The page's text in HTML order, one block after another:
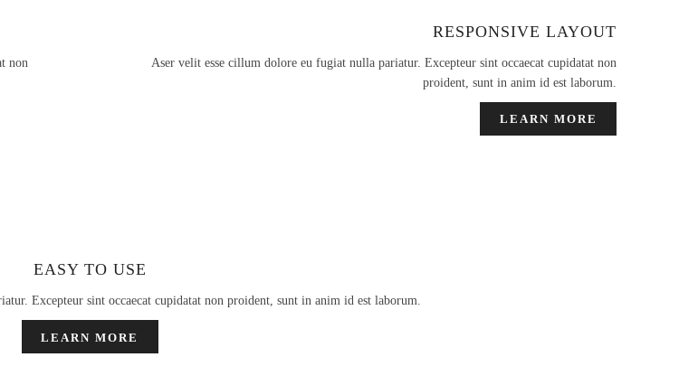
non
RESPONSIVE LAYOUT
Aser velit esse cillum dolore eu fugiat nulla pariatur. Excepteur sint occaecat cupidatat non
proident, sunt in anim id est laborum.
LEARN MORE
EASY TO USE
Excepteur sint occaecat cupidatat non proident, sunt in anim id est laborum.
LEARN MORE